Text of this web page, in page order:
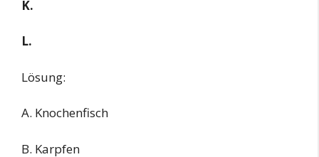
K.
L.
Lösung:
A. Knochenfisch
B. Karpfen